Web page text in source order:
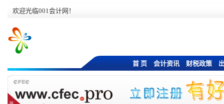
欢迎光临001会计网！
首 页 会计资讯 财税政策